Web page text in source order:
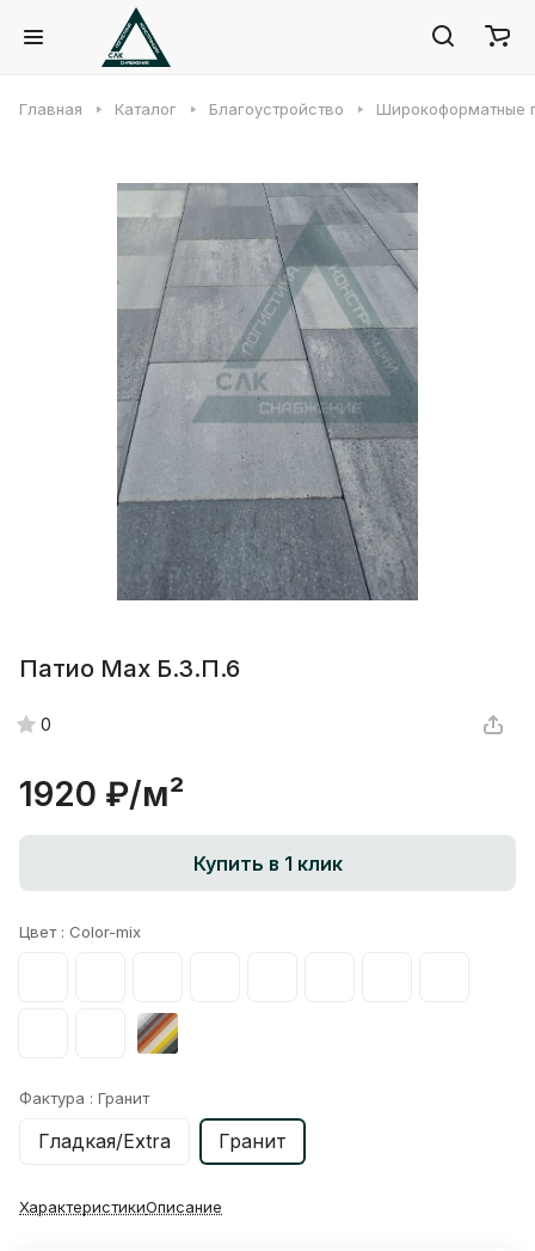
Главная Каталог Благоустройство Широкоформатные
Патио Max Б.3.П.6
0
1920 ₽/м²
Купить в 1 клик
Цвет : Color-mix
Фактура : Гранит
Гладкая/Extra Гранит
ХарактеристикиОписание